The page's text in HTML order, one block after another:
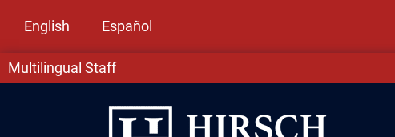
English Español
Multilingual Staff